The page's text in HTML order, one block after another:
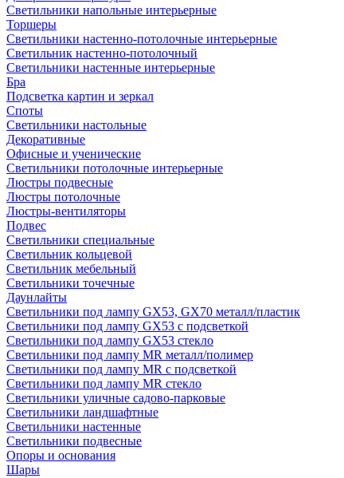
Светильники напольные интерьерные
Торшеры
Светильники настенно-потолочные интерьерные
Светильник настенно-потолочный
Светильники настенные интерьерные
Бра
Подсветка картин и зеркал
Споты
Светильники настольные
Декоративные
Офисные и ученические
Светильники потолочные интерьерные
Люстры подвесные
Люстры потолочные
Люстры-вентиляторы
Подвес
Светильники специальные
Светильник кольцевой
Светильник мебельный
Светильники точечные
Даунлайты
Светильники под лампу GX53, GX70 металл/пластик
Светильники под лампу GX53 с подсветкой
Светильники под лампу GX53 стекло
Светильники под лампу MR металл/полимер
Светильники под лампу MR с подсветкой
Светильники под лампу MR стекло
Светильники уличные садово-парковые
Светильники ландшафтные
Светильники настенные
Светильники подвесные
Опоры и основания
Шары